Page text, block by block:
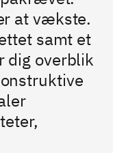
at vækste.
samt et
dig overblik